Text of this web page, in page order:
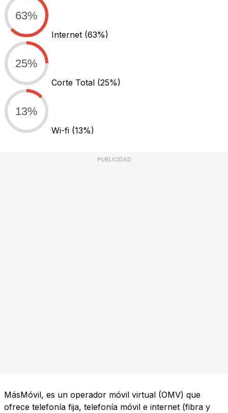
63%
Internet (63%)
25%
Corte Total (25%)
13%
Wi-fi (13%)
PUBLICIDAD
MásMóvil, es un operador móvil virtual (OMV) que
ofrece telefonía fija, telefonía móvil e internet (fibra y